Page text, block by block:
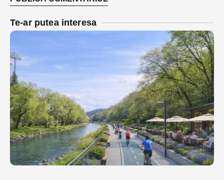
Te-ar putea interesa